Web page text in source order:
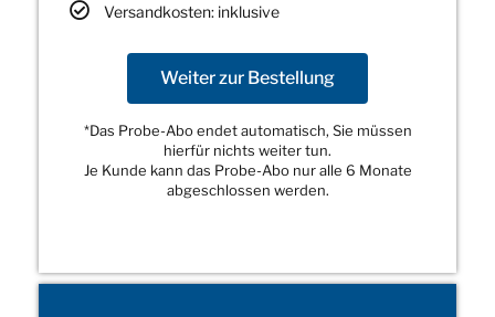
Versandkosten: inklusive
Weiter zur Bestellung
*Das Probe-Abo endet automatisch, Sie müssen
hierfür nichts weiter tun.
Je Kunde kann das Probe-Abo nur alle 6 Monate
abgeschlossen werden.